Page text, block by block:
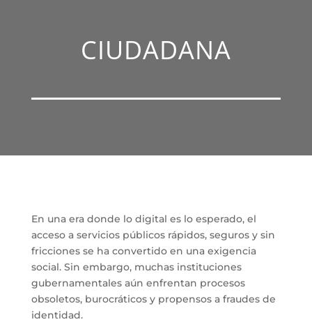
CIUDADANA
En una era donde lo digital es lo esperado, el
acceso a servicios públicos rápidos, seguros y sin
fricciones se ha convertido en una exigencia
social. Sin embargo, muchas instituciones
gubernamentales aún enfrentan procesos
obsoletos, burocráticos y propensos a fraudes de
identidad.